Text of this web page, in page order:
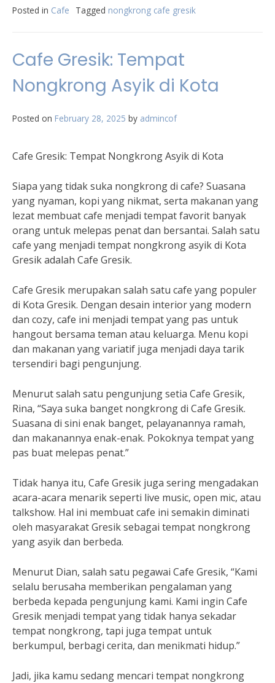
Posted in Cafe Tagged nongkrong cafe gresik
Cafe Gresik: Tempat
Nongkrong Asyik di Kota
Posted on February 28, 2025 by admincof
Cafe Gresik: Tempat Nongkrong Asyik di Kota
Siapa yang tidak suka nongkrong di cafe? Suasana
yang nyaman, kopi yang nikmat, serta makanan yang
lezat membuat cafe menjadi tempat favorit banyak
orang untuk melepas penat dan bersantai. Salah satu
cafe yang menjadi tempat nongkrong asyik di Kota
Gresik adalah Cafe Gresik.
Cafe Gresik merupakan salah satu cafe yang populer
di Kota Gresik. Dengan desain interior yang modern
dan cozy, cafe ini menjadi tempat yang pas untuk
hangout bersama teman atau keluarga. Menu kopi
dan makanan yang variatif juga menjadi daya tarik
tersendiri bagi pengunjung.
Menurut salah satu pengunjung setia Cafe Gresik,
Rina, “Saya suka banget nongkrong di Cafe Gresik.
Suasana di sini enak banget, pelayanannya ramah,
dan makanannya enak-enak. Pokoknya tempat yang
pas buat melepas penat.”
Tidak hanya itu, Cafe Gresik juga sering mengadakan
acara-acara menarik seperti live music, open mic, atau
talkshow. Hal ini membuat cafe ini semakin diminati
oleh masyarakat Gresik sebagai tempat nongkrong
yang asyik dan berbeda.
Menurut Dian, salah satu pegawai Cafe Gresik, “Kami
selalu berusaha memberikan pengalaman yang
berbeda kepada pengunjung kami. Kami ingin Cafe
Gresik menjadi tempat yang tidak hanya sekadar
tempat nongkrong, tapi juga tempat untuk
berkumpul, berbagi cerita, dan menikmati hidup.”
Jadi, jika kamu sedang mencari tempat nongkrong